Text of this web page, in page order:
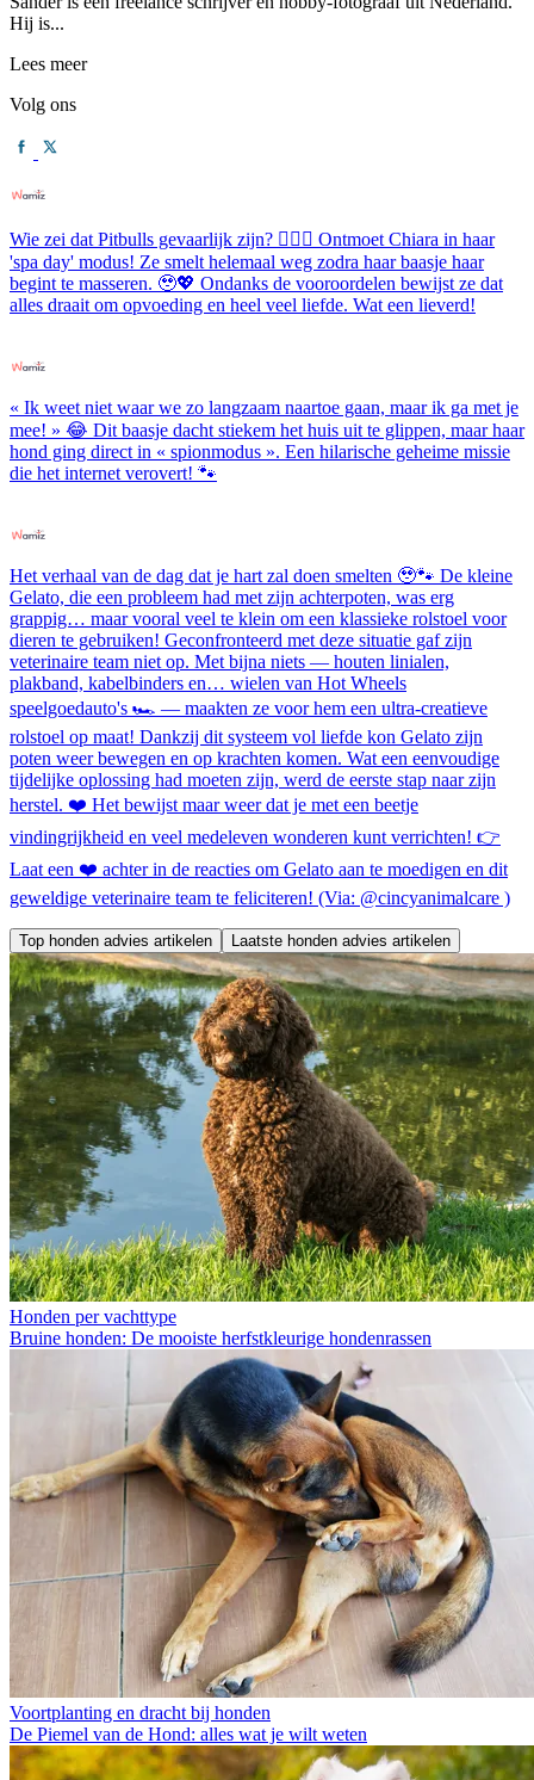
Hij is...
Lees meer
Volg ons
Wie zei dat Pitbulls gevaarlijk zijn? 💆‍♀️✨ Ontmoet Chiara in haar
'spa day' modus! Ze smelt helemaal weg zodra haar baasje haar
begint te masseren. 🥹💖 Ondanks de vooroordelen bewijst ze dat
alles draait om opvoeding en heel veel liefde. Wat een lieverd!
« Ik weet niet waar we zo langzaam naartoe gaan, maar ik ga met je
mee! » 😂 Dit baasje dacht stiekem het huis uit te glippen, maar haar
hond ging direct in « spionmodus ». Een hilarische geheime missie
die het internet verovert! 🐾
Het verhaal van de dag dat je hart zal doen smelten 🥹🐾 De kleine
Gelato, die een probleem had met zijn achterpoten, was erg
grappig… maar vooral veel te klein om een klassieke rolstoel voor
dieren te gebruiken! Geconfronteerd met deze situatie gaf zijn
veterinaire team niet op. Met bijna niets — houten linialen,
plakband, kabelbinders en… wielen van Hot Wheels
speelgoedauto's 🏎️ — maakten ze voor hem een ultra-creatieve
rolstoel op maat! Dankzij dit systeem vol liefde kon Gelato zijn
poten weer bewegen en op krachten komen. Wat een eenvoudige
tijdelijke oplossing had moeten zijn, werd de eerste stap naar zijn
herstel. ❤️ Het bewijst maar weer dat je met een beetje
vindingrijkheid en veel medeleven wonderen kunt verrichten! 👉
Laat een ❤️ achter in de reacties om Gelato aan te moedigen en dit
geweldige veterinaire team te feliciteren! (Via: @cincyanimalcare )
Top honden advies artikelen Laatste honden advies artikelen
Honden per vachttype
Bruine honden: De mooiste herfstkleurige hondenrassen
Voortplanting en dracht bij honden
De Piemel van de Hond: alles wat je wilt weten